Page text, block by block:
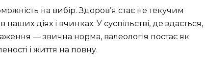
на вибір. Здоров’я стає не текучим
діях і вчинках. У суспільстві, де здається,
— звична норма, валеологія постає як
і життя на повну.